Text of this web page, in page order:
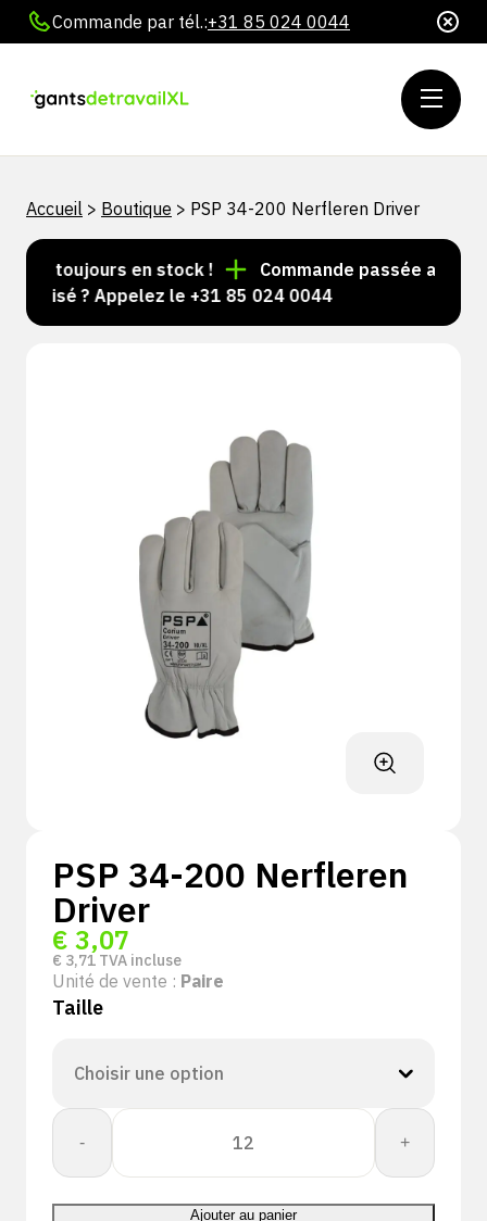
Commande par tél.:+31 85 024 0044
Accueil > Boutique > PSP 34-200 Nerfleren Driver
toujours en stock !
Commande passée avant 15
? Appelez le +31 85 024 0044
PSP 34-200 Nerfleren
Driver
€ 3,07
€ 3,71 TVA incluse
Unité de vente : Paire
Taille
-
quantité
PSP
+
Ajouter au panier